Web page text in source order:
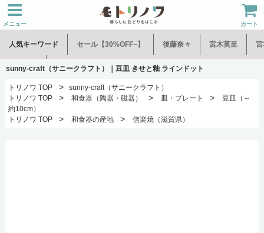
メニュー カート
人気キーワード セール【30%OFF~】 後藤奈々 宮木英至 宮
水谷和音 児玉修治
sunny-craft（サニークラフト）｜豆皿 きせと釉 ラインドット
トリノワ TOP >
sunny-craft（サニークラフト）
トリノワ TOP
> 和食器（陶器・磁器） > 皿・プレート >
豆皿（～
約10cm）
トリノワ TOP
> 和食器の産地 > 信楽焼（滋賀県）